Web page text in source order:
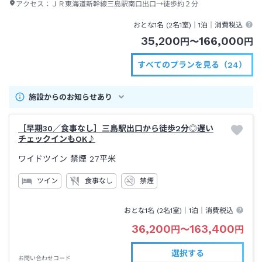
アクセス： ＪＲ東海道新幹線三島駅南口出口→徒歩約２分
おとな1名 (2名1室)｜1泊 ｜消費税込
35,200 円 〜166,000 円
すべてのプランを見る（24）
施設からのお知らせあり
［早期30／食事なし］三島駅出口から徒歩2分◎遅い
チェックインもOK♪
ワイドツイン 禁煙 27平米
ツイン 食事なし 禁煙
おとな1名 (2名1室)｜1泊 ｜消費税込
36,200 円 〜163,400 円
お問い合わせコード
選択する